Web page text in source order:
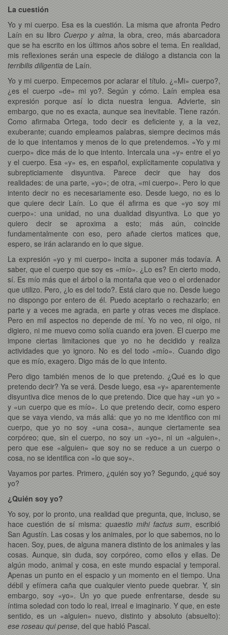
La cuestión
Yo y mi cuerpo. Esa es la cuestión. La misma que afronta Pedro
Laín en su libro Cuerpo y alma, la obra, creo, más abarcadora
que se ha escrito en los últimos años sobre el tema. En realidad,
mis reflexiones serán una especie de diálogo a distancia con la
terribilis diligentia de Laín.
Yo y mi cuerpo. Empecemos por aclarar el título. ¿«Mi» cuerpo?,
¿es el cuerpo «de» mi yo?. Según y cómo. Laín emplea esa
expresión porque así lo dicta nuestra lengua. Advierte, sin
embargo, que no es exacta, aunque sea inevitable. Tiene razón.
Como afirmaba Ortega, todo decir es deficiente y, a la vez,
exuberante; cuando empleamos palabras, siempre decimos más
de lo que intentamos y menos de lo que pretendemos. «Yo y mi
cuerpo» dice más de lo que intento. Intercala una «y» entre el yo
y el cuerpo. Esa «y» es, en español, explícitamente copulativa y
subrepticiamente disyuntiva. Parece decir que hay dos
realidades: de una parte, «yo»; de otra, «mi cuerpo». Pero lo que
intento decir no es necesariamente eso. Desde luego, no es lo
que quiere decir Laín. Lo que él afirma es que «yo soy mi
cuerpo»: una unidad, no una dualidad disyuntiva. Lo que yo
quiero decir se aproxima a esto; más aún, coincide
fundamentalmente con eso, pero añade ciertos matices que,
espero, se irán aclarando en lo que sigue.
La expresión «yo y mi cuerpo» incita a suponer más todavía. A
saber, que el cuerpo que soy es «mío». ¿Lo es? En cierto modo,
sí. Es mío más que el árbol o la montaña que veo o el ordenador
que utilizo. Pero, ¿lo es del todo?. Está claro que no. Desde luego
no dispongo por entero de él. Puedo aceptarlo o rechazarlo; en
parte y a veces me agrada, en parte y otras veces me displace.
Pero en mil aspectos no depende de mí. Yo no veo, ni oigo, ni
digiero, ni me muevo como solía cuando era joven. El cuerpo me
impone ciertas limitaciones que yo no he decidido y realiza
actividades que yo ignoro. No es del todo «mío». Cuando digo
que es mío, exagero. Digo más de lo que intento.
Pero digo también menos de lo que pretendo. ¿Qué es lo que
pretendo decir? Ya se verá. Desde luego, esa «y» aparentemente
disyuntiva dice menos de lo que pretendo. Dice que hay «un yo »
y «un cuerpo que es mío». Lo que pretendo decir, como espero
que se vaya viendo, va más allá: que yo no me identifico con mi
cuerpo, que yo no soy «una cosa», aunque ciertamente sea
corpóreo; que, sin el cuerpo, no soy un «yo», ni un «alguien»,
pero que ese «alguien» que soy no se reduce a un cuerpo o
cosa, no se identifica con «lo que soy».
Vayamos por partes. Primero, ¿quién soy yo? Segundo, ¿qué soy
yo?
¿Quién soy yo?
Yo soy, por lo pronto, una realidad que pregunta, que, incluso, se
hace cuestión de sí misma: quaestio mihi factus sum, escribió
San Agustín. Las cosas y los animales, por lo que sabemos, no lo
hacen. Soy, pues, de alguna manera distinto de los animales y las
cosas. Aunque, sin duda, soy corpóreo, como ellos y ellas. De
algún modo, animal y cosa, en este mundo espacial y temporal.
Apenas un punto en el espacio y un momento en el tiempo. Una
débil y efímera caña que cualquier viento puede quebrar. Y, sin
embargo, soy «yo». Un yo que puede enfrentarse, desde su
íntima soledad con todo lo real, irreal e imaginario. Y que, en este
sentido, es un «alguien» nuevo, distinto y absoluto (absuelto):
ese roseau qui pense, del que habló Pascal.